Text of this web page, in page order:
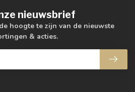
nieuwsbrief
hoogte te zijn van de nieuwste
& acties.